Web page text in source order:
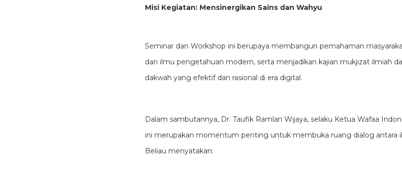
Misi Kegiatan: Mensinergikan Sains dan Wahyu
Seminar dan Workshop ini berupaya membangun pemahaman
dan ilmu pengetahuan modern, serta menjadikan kajian mukjizat ilmiah
dakwah yang efektif dan rasional di era digital.
Dalam sambutannya, Dr. Taufik Ramlan Wijaya, selaku Ketua Wafaa
ini merupakan momentum penting untuk membuka ruang dialog antara
Beliau menyatakan: